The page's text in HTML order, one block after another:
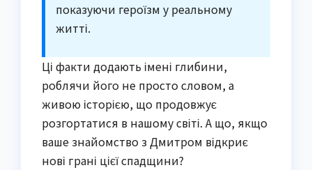
показуючи героїзм у реальному
житті.
Ці факти додають імені глибини,
роблячи його не просто словом, а
живою історією, що продовжує
розгортатися в нашому світі. А що, якщо
ваше знайомство з Дмитром відкриє
нові грані цієї спадщини?